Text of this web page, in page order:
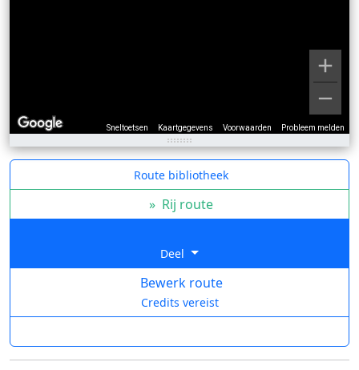
Sneltoetsen Kaartgegevens Voorwaarden Probleem melden
Route bibliotheek
» Rij route
Deel
Bewerk route
Credits vereist